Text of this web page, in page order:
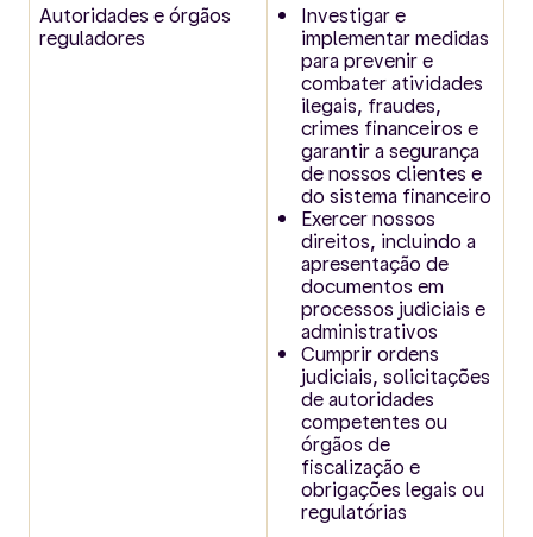
Autoridades e órgãos
reguladores
Investigar e
implementar medidas
para prevenir e
combater atividades
ilegais, fraudes,
crimes financeiros e
garantir a segurança
de nossos clientes e
do sistema financeiro
Exercer nossos
direitos, incluindo a
apresentação de
documentos em
processos judiciais e
administrativos
Cumprir ordens
judiciais, solicitações
de autoridades
competentes ou
órgãos de
fiscalização e
obrigações legais ou
regulatórias